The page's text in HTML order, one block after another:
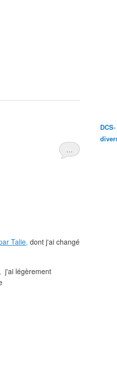
…
Talie, dont j'ai changé
j'ai légèrement
DCS-